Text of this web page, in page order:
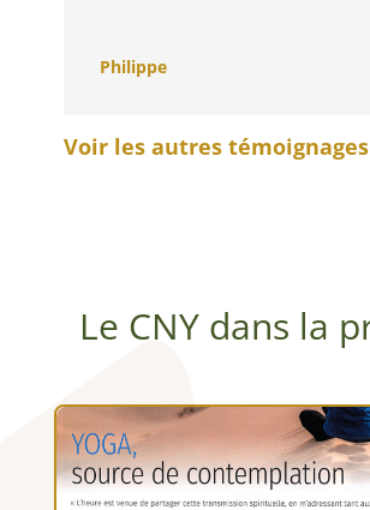
Philippe
Voir les autres
Le CNY dans la